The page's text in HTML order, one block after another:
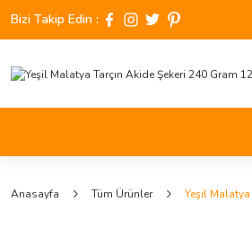
Bizi Takip Edin :
Anasayfa Tüm Ürünler Yeşil